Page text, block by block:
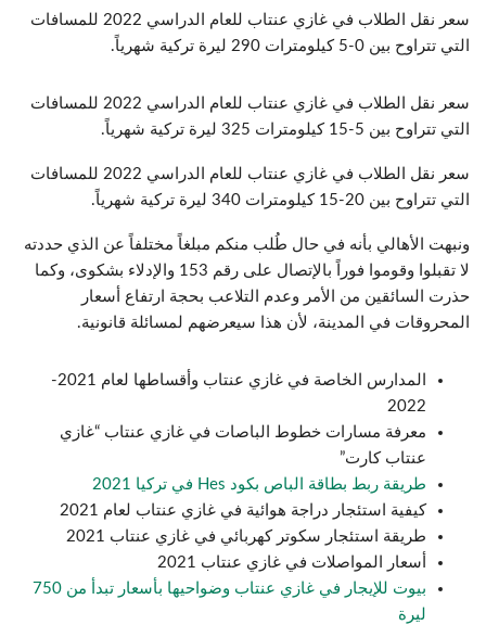
سعر نقل الطلاب في غازي عنتاب للعام الدراسي 2022 للمسافات
التي تتراوح بين 0-5 كيلومترات 290 ليرة تركية شهرياً.
سعر نقل الطلاب في غازي عنتاب للعام الدراسي 2022 للمسافات
التي تتراوح بين 5-15 كيلومترات 325 ليرة تركية شهرياً.
سعر نقل الطلاب في غازي عنتاب للعام الدراسي 2022 للمسافات
التي تتراوح بين 20-15 كيلومترات 340 ليرة تركية شهرياً.
ونبهت الأهالي بأنه في حال طُلب منكم مبلغاً مختلفاً عن الذي حددته
لا تقبلوا وقوموا فوراً بالإتصال على رقم 153 والإدلاء بشكوى، وكما
حذرت السائقين من الأمر وعدم التلاعب بحجة ارتفاع أسعار
المحروقات في المدينة، لأن هذا سيعرضهم لمسائلة قانونية.
المدارس الخاصة في غازي عنتاب وأقساطها لعام 2021-
2022
معرفة مسارات خطوط الباصات في غازي عنتاب “غازي
عنتاب كارت”
طريقة ربط بطاقة الباص بكود Hes في تركيا 2021
كيفية استئجار دراجة هوائية في غازي عنتاب لعام 2021
طريقة استئجار سكوتر كهربائي في غازي عنتاب 2021
أسعار المواصلات في غازي عنتاب 2021
بيوت للإيجار في غازي عنتاب وضواحيها بأسعار تبدأ من 750
ليرة